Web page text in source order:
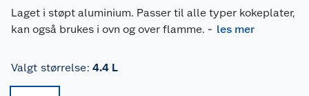
Laget i støpt aluminium. Passer til alle typer kokeplater,
kan også brukes i ovn og over flamme. - les mer
Valgt størrelse: 4.4 L